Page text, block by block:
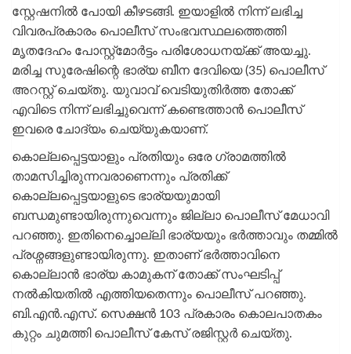
സ്റ്റേഷനിൽ പോയി കീഴടങ്ങി. ഇയാളിൽ നിന്ന് ലഭിച്ച
വിവരപ്രകാരം പൊലീസ് സംഭവസ്ഥലത്തെത്തി
മൃതദേഹം പോസ്റ്റ്‌മോർട്ടം പരിശോധനയ്ക്ക് അയച്ചു.
മരിച്ച സുരേഷിന്റെ ഭാര്യ ബീന ദേവിയെ (35) പൊലീസ്
അറസ്റ്റ് ചെയ്തു. യുവാവ് വെടിയുതിർത്ത തോക്ക്
എവിടെ നിന്ന് ലഭിച്ചുവെന്ന് കണ്ടെത്താൻ പൊലീസ്
ഇവരെ ചോദ്യം ചെയ്യുകയാണ്.
കൊല്ലപ്പെട്ടയാളും പ്രതിയും ഒരേ ഗ്രാമത്തിൽ
താമസിച്ചിരുന്നവരാണെന്നും പ്രതിക്ക്
കൊല്ലപ്പെട്ടയാളുടെ ഭാര്യയുമായി
ബന്ധമുണ്ടായിരുന്നുവെന്നും ജില്ലാ പൊലീസ് മേധാവി
പറഞ്ഞു. ഇതിനെച്ചൊല്ലി ഭാര്യയും ഭർത്താവും തമ്മിൽ
പ്രശ്നങ്ങളുണ്ടായിരുന്നു. ഇതാണ് ഭർത്താവിനെ
കൊല്ലാൻ ഭാര്യ കാമുകന് തോക്ക് സംഘടിപ്പ്
നൽകിയതിൽ എത്തിയതെന്നും പൊലീസ് പറഞ്ഞു.
ബി.എൻ.എസ്. സെക്ഷൻ 103 പ്രകാരം കൊലപാതകം
കുറ്റം ചുമത്തി പൊലീസ് കേസ് രജിസ്റ്റർ ചെയ്തു.